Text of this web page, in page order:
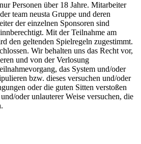
Personen über 18 Jahre. Mitarbeiter
team neusta Gruppe und deren
der einzelnen Sponsoren sind
Mit der Teilnahme am
den geltenden Spielregeln zugestimmt.
Wir behalten uns das Recht vor,
und von der Verlosung
das System und/oder
bzw. dieses versuchen und/oder
oder die guten Sitten verstoßen
oder unlauterer Weise versuchen, die